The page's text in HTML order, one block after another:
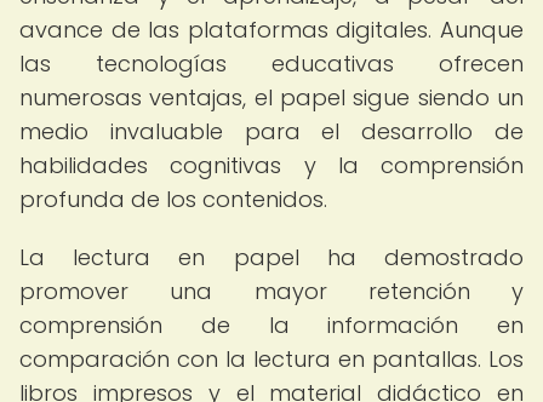
avance de las plataformas digitales. Aunque
las tecnologías educativas ofrecen
numerosas ventajas, el papel sigue siendo un
medio invaluable para el desarrollo de
habilidades cognitivas y la comprensión
profunda de los contenidos.
La lectura en papel ha demostrado
promover una mayor retención y
comprensión de la información en
comparación con la lectura en pantallas. Los
libros impresos y el material didáctico en